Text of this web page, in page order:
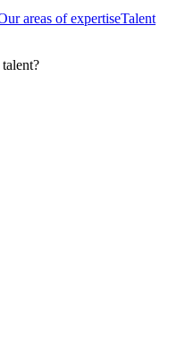
areas of expertiseTalent